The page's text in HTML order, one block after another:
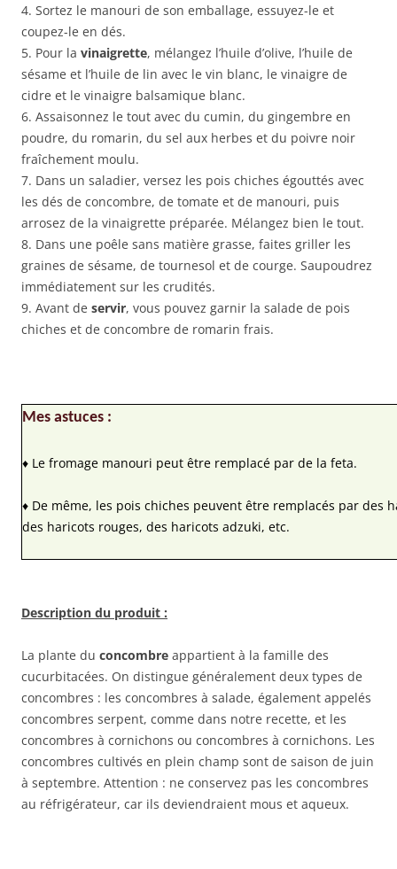
4. Sortez le manouri de son emballage, essuyez-le et
coupez-le en dés.
5. Pour la vinaigrette, mélangez l’huile d’olive, l’huile de
sésame et l’huile de lin avec le vin blanc, le vinaigre de
cidre et le vinaigre balsamique blanc.
6. Assaisonnez le tout avec du cumin, du gingembre en
poudre, du romarin, du sel aux herbes et du poivre noir
fraîchement moulu.
7. Dans un saladier, versez les pois chiches égouttés avec
les dés de concombre, de tomate et de manouri, puis
arrosez de la vinaigrette préparée. Mélangez bien le tout.
8. Dans une poêle sans matière grasse, faites griller les
graines de sésame, de tournesol et de courge. Saupoudrez
immédiatement sur les crudités.
9. Avant de servir, vous pouvez garnir la salade de pois
chiches et de concombre de romarin frais.
Mes astuces :
♦ Le fromage manouri peut être remplacé par de la feta.
♦ De même, les pois chiches peuvent être remplacés par des
des haricots rouges, des haricots adzuki, etc.
Description du produit :
La plante du concombre appartient à la famille des
cucurbitacées. On distingue généralement deux types de
concombres : les concombres à salade, également appelés
concombres serpent, comme dans notre recette, et les
concombres à cornichons ou concombres à cornichons. Les
concombres cultivés en plein champ sont de saison de juin
à septembre. Attention : ne conservez pas les concombres
au réfrigérateur, car ils deviendraient mous et aqueux.